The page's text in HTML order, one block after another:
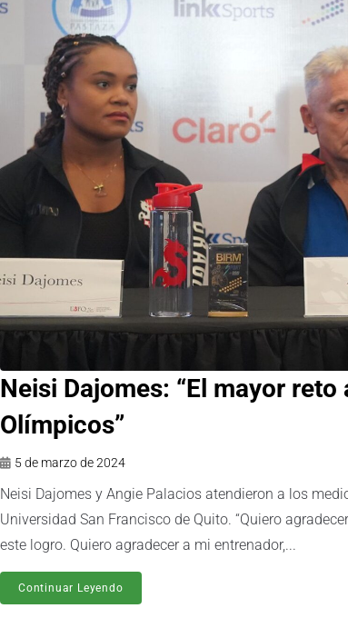
Neisi Dajomes: “El mayor
Olímpicos”
5 de marzo de 2024
Neisi Dajomes y Angie Palacios atendieron a los
Universidad San Francisco de Quito. “Quiero
este logro. Quiero agradecer a mi entrenador,...
Continuar Leyendo